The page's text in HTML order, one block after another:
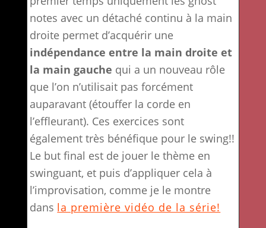
notes avec un détaché continu à la main
droite permet d’acquérir une
indépendance entre la main droite et
la main gauche qui a un nouveau rôle
que l’on n’utilisait pas forcément
auparavant (étouffer la corde en
l’effleurant). Ces exercices sont
également très bénéfique pour le swing!!
Le but final est de jouer le thème en
swinguant, et puis d’appliquer cela à
l’improvisation, comme je le montre
dans la première vidéo de la série!